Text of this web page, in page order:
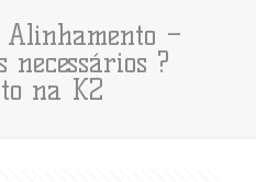
Alinhamento –
necessários ?
na K2